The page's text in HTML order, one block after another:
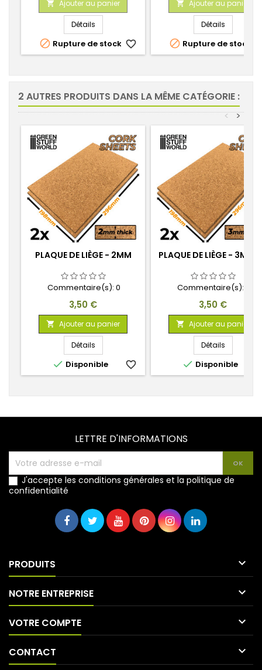
base
 Ajouter au panier
Détails
 Rupture de stock favorite_border
 Ajouter au panier
Détails
 Rupture de stock
2 AUTRES PRODUITS DANS LA MÊME CATÉGORIE :
>
<
PLAQUE DE LIÈGE - 2MM
Commentaire(s): 0
Prix
3,50 €
 Ajouter au panier
Détails
 Disponible favorite_border
PLAQUE DE LIÈGE - 3MM
Commentaire(s):
Prix
3,50 €
 Ajouter au panier
Détails
 Disponible
LETTRE D'INFORMATIONS
J'accepte les conditions générales et la politique de
confidentialité
PRODUITS 
NOTRE ENTREPRISE 
VOTRE COMPTE 
CONTACT 